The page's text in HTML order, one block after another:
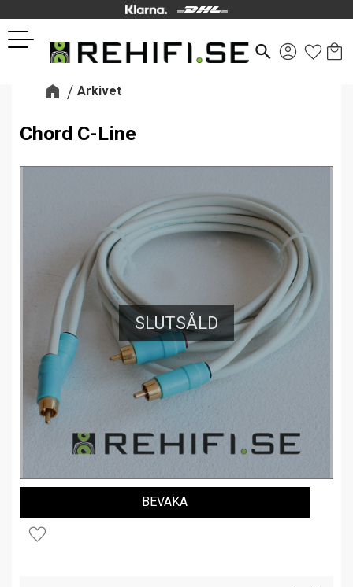
Meny
search
Arkivet
Chord C-Line
SLUTSÅLD
Lägg till i favoriter
BEVAKA